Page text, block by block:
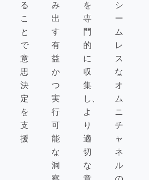
る
こ
と
で
意
思
決
定
を
支
援
み
出
す
有
益
か
つ
実
行
可
能
な
洞
を
専
門
的
に
収
集
し、
よ
り
適
切
な
シ
ー
ム
レ
ス
な
オ
ム
ニ
チ
ャ
ネ
ル